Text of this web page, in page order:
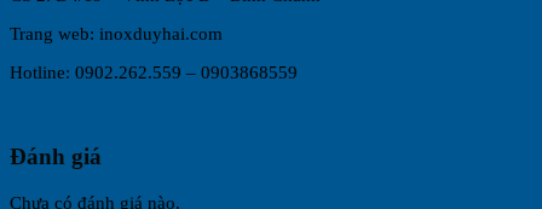
Trang web: inoxduyhai.com
Hotline: 0902.262.559 – 0903868559
Đánh giá
Chưa có đánh giá nào.